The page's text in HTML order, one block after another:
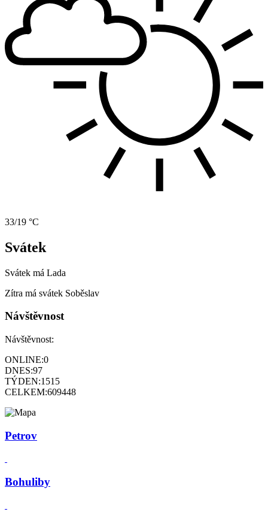
33/19 °C
Svátek
Svátek má Lada
Zítra má svátek Soběslav
Návštěvnost
Návštěvnost:
ONLINE:0
DNES:97
TÝDEN:1515
CELKEM:609448
Petrov
Bohuliby